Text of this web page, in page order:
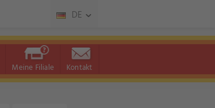
DE
Meine Filiale Kontakt